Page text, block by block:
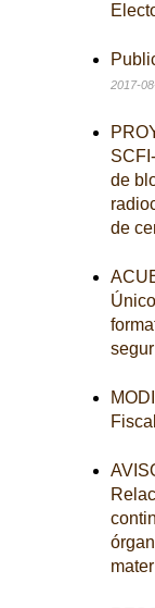
2017-
de
de